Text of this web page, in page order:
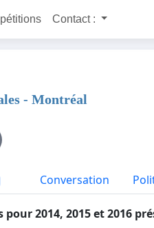
Contact :
- Montréal
Conversation
pour 2014, 2015 et 2016